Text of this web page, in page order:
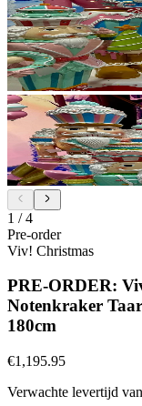
1 /4
Pre-order
Viv! Christmas
PRE-ORDER:
Notenkraker
180cm
€1,195.95
Verwachte levertijd